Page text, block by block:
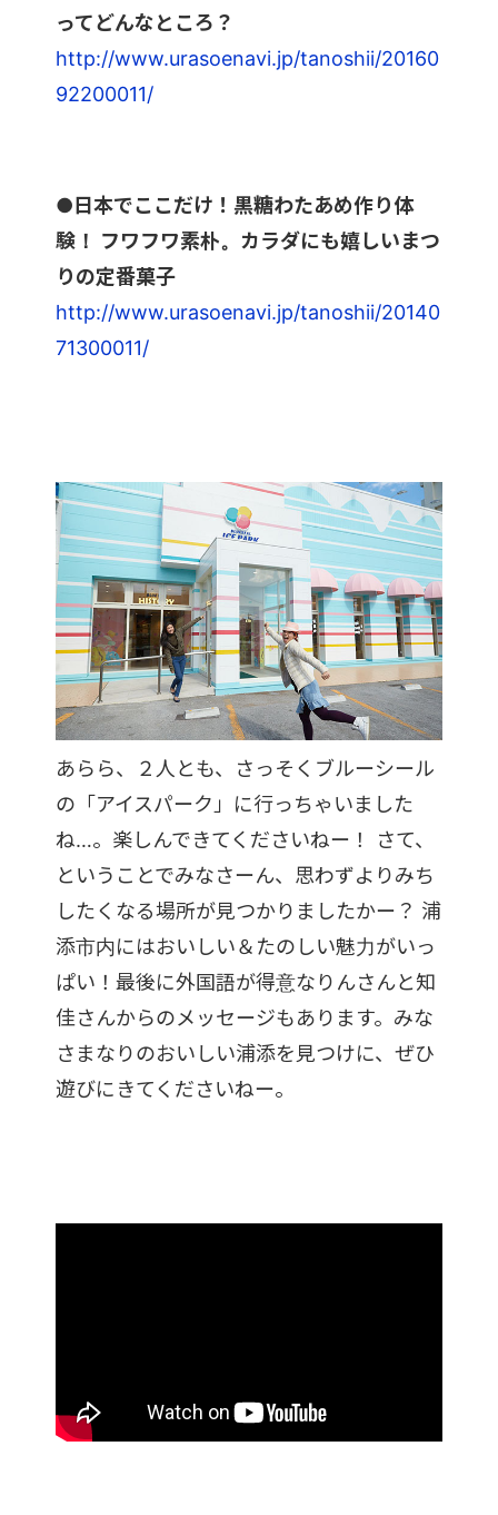
ってどんなところ？
http://www.urasoenavi.jp/tanoshii/20160
92200011/
●日本でここだけ！黒糖わたあめ作り体
験！ フワフワ素朴。カラダにも嬉しいまつ
りの定番菓子
http://www.urasoenavi.jp/tanoshii/20140
71300011/
あらら、２人とも、さっそくブルーシール
の「アイスパーク」に行っちゃいました
ね…。楽しんできてくださいねー！ さて、
ということでみなさーん、思わずよりみち
したくなる場所が見つかりましたかー？ 浦
添市内にはおいしい＆たのしい魅力がいっ
ぱい！最後に外国語が得意なりんさんと知
佳さんからのメッセージもあります。みな
さまなりのおいしい浦添を見つけに、ぜひ
遊びにきてくださいねー。